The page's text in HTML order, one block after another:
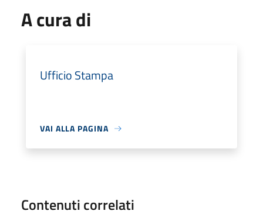
A cura di
Ufficio Stampa
VAI ALLA PAGINA
Contenuti correlati